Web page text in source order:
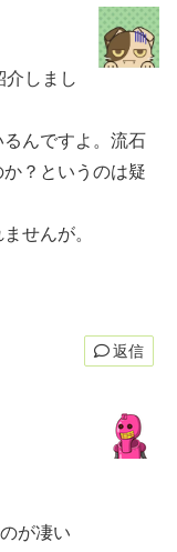
介しまし
んですよ。流石
？というのは疑
せんが。
返信
が凄い